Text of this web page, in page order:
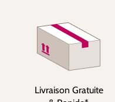
Livraison Gratuite